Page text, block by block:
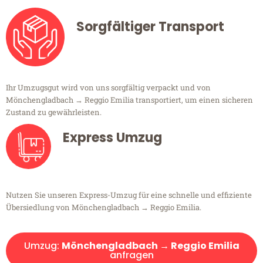
Sorgfältiger Transport
Ihr Umzugsgut wird von uns sorgfältig verpackt und von
Mönchengladbach → Reggio Emilia transportiert, um einen sicheren
Zustand zu gewährleisten.
Express Umzug
Nutzen Sie unseren Express-Umzug für eine schnelle und effiziente
Übersiedlung von Mönchengladbach → Reggio Emilia.
Umzug: Mönchengladbach → Reggio Emilia
anfragen